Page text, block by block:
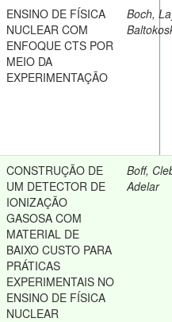
ENSINO DE FÍSICA
NUCLEAR COM
ENFOQUE CTS POR
MEIO DA
EXPERIMENTAÇÃO
Boch,
CONSTRUÇÃO DE
UM DETECTOR DE
IONIZAÇÃO
GASOSA COM
MATERIAL DE
BAIXO CUSTO PARA
PRÁTICAS
EXPERIMENTAIS NO
ENSINO DE FÍSICA
NUCLEAR
Boff,
Adelar